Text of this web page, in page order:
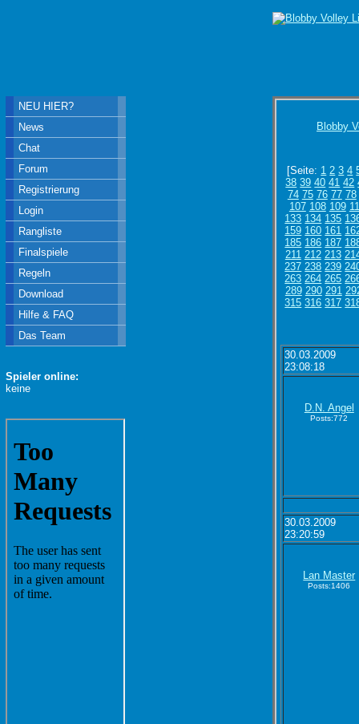
Blobby
[Seite: 1 2 3 4
38 39 40 41 42
74 75 76 77 78
107 108 109
133 134 135
159 160 161
185 186 187
211 212 213
237 238 239
263 264 265
289 290 291
315 316 317
30.03.2009
23:08:18
D.N. Angel
Posts:772
30.03.2009
23:20:59
Lan Master
Posts:1406
NEU HIER?
News
Chat
Forum
Registrierung
Login
Rangliste
Finalspiele
Regeln
Download
Hilfe & FAQ
Das Team
Spieler online:
keine